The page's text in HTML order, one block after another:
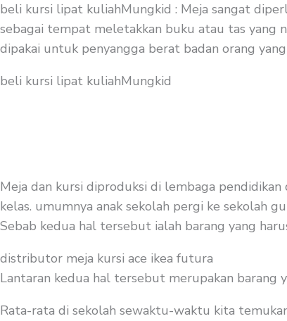
beli kursi lipat kuliahMungkid : Meja sangat
sebagai tempat meletakkan buku atau tas yang
dipakai untuk penyangga berat badan orang
beli kursi lipat kuliahMungkid
Meja dan kursi diproduksi di lembaga
kelas. umumnya anak sekolah pergi ke sekolah
Sebab kedua hal tersebut ialah barang yang
distributor meja kursi ace ikea futura
Lantaran kedua hal tersebut merupakan barang
Rata-rata di sekolah sewaktu-waktu kita